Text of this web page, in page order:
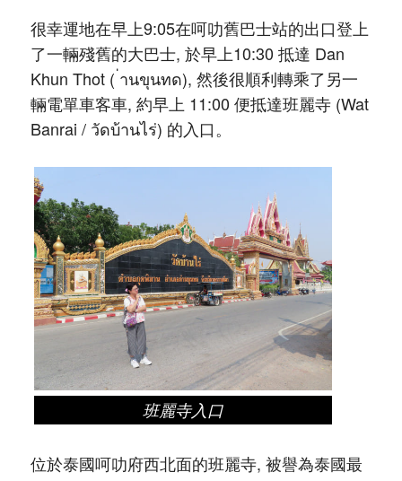
很幸運地在早上9:05在呵叻舊巴士站的出口登上
了一輛殘舊的大巴士, 於早上10:30 抵達 Dan
Khun Thot ( ่านขุนทด), 然後很順利轉乘了另一
輛電單車客車, 約早上 11:00 便抵達班麗寺 (Wat
Banrai / วัดบ้านไร่) 的入口。
班麗寺入口
位於泰國呵叻府西北面的班麗寺, 被譽為泰國最